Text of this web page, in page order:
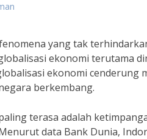
yang tak
ekonomi terutama
ekonomi
berkembang.
terasa adalah
data Bank Dunia,